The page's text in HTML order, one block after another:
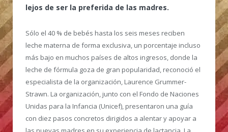
lejos de ser la preferida de las madres.
Sólo el 40 % de bebés hasta los seis meses reciben
leche materna de forma exclusiva, un porcentaje incluso
más bajo en muchos países de altos ingresos, donde la
leche de fórmula goza de gran popularidad, reconoció el
especialista de la organización, Laurence Grummer-
Strawn. La organización, junto con el Fondo de Naciones
Unidas para la Infancia (Unicef), presentaron una guía
con diez pasos concretos dirigidos a alentar y apoyar a